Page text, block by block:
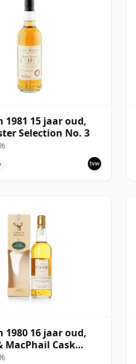
1981 15 jaar oud,
Selection No. 3
1980 16 jaar oud,
MacPhail Cask
Bottling with